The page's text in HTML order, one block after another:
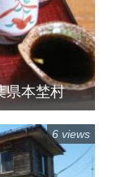
本埜村
6 views